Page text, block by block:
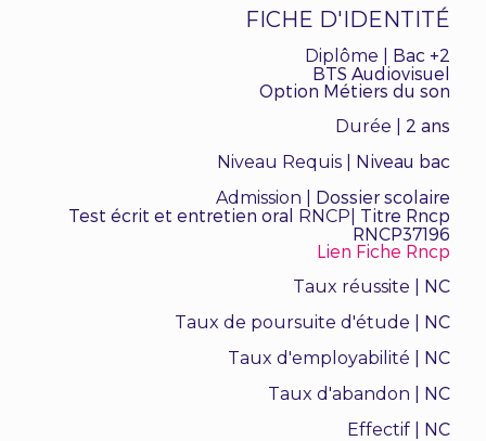
FICHE D'IDENTITÉ
Diplôme |
Bac +2
BTS Audiovisuel
Option Métiers du son
Durée |
2 ans
Niveau Requis |
Niveau bac
Admission |
Dossier scolaire
Test écrit et entretien oral RNCP| Titre Rncp
RNCP37196
Lien Fiche Rncp
Taux réussite |
NC
Taux de poursuite d'étude |
NC
Taux d'employabilité |
NC
Taux d'abandon |
NC
Effectif |
NC